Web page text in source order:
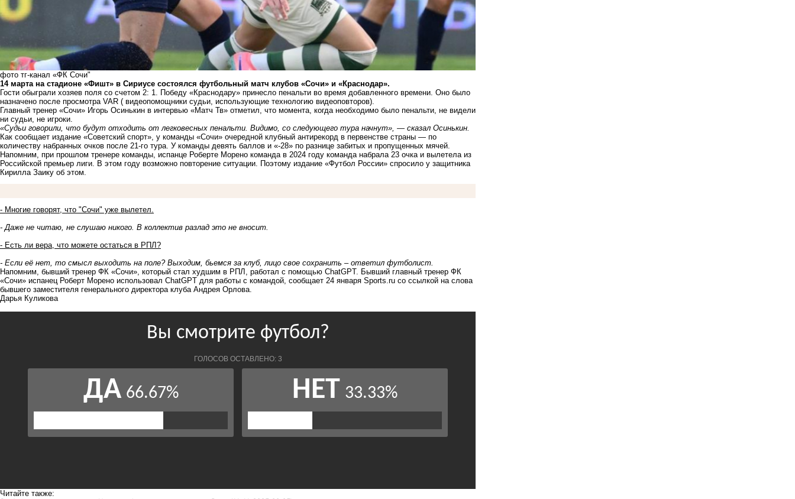
фото тг-канал «ФК Сочи"
14 марта на стадионе «Фишт» в Сириусе состоялся футбольный матч клубов «Сочи» и «Краснодар».
Гости обыграли хозяев поля со счетом 2: 1. Победу «Краснодару» принесло пенальти во время добавленного времени. Оно было
назначено после просмотра VAR ( видеопомощники судьи, использующие технологию видеоповторов).
Главный тренер «Сочи» Игорь Осинькин в интервью «Матч Тв» отметил, что момента, когда необходимо было пенальти, не видели
ни судьи, не игроки.
«Судьи говорили, что будут отходить от легковесных пенальти. Видимо, со следующего тура начнут», — сказал Осинькин.
Как сообщает издание «Советский спорт», у команды «Сочи» очередной клубный антирекорд в первенстве страны — по
количеству набранных очков после 21-го тура. У команды девять баллов и «-28» по разнице забитых и пропущенных мячей.
Напомним, при прошлом тренере команды, испанце Роберте Морено команда в 2024 году команда набрала 23 очка и вылетела из
Российской премьер лиги. В этом году возможно повторение ситуации. Поэтому издание «Футбол России» спросило у защитника
Кирилла Заику об этом.
- Многие говорят, что "Сочи" уже вылетел.
- Даже не читаю, не слушаю никого. В коллектив разлад это не вносит.
- Есть ли вера, что можете остаться в РПЛ?
- Если её нет, то смысл выходить на поле? Выходим, бьемся за клуб, лицо свое сохранить – ответил футболист.
Напомним, бывший тренер ФК «Сочи», который стал худшим в РПЛ, работал с помощью ChatGPT. Бывший главный тренер ФК
«Сочи» испанец Роберт Морено использовал ChatGPT для работы с командой, сообщает 24 января Sports.ru со ссылкой на слова
бывшего заместителя генерального директора клуба Андрея Орлова.
Дарья Куликова
Читайте также: